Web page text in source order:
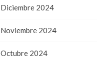
Diciembre 2024
Noviembre 2024
Octubre 2024